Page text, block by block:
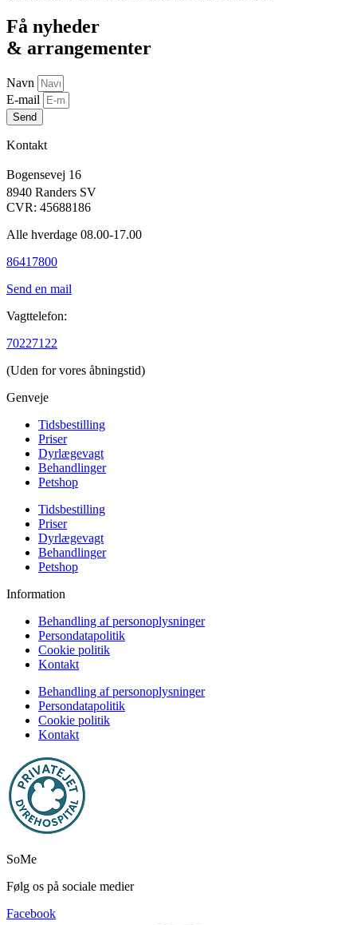
Få nyheder
& arrangementer
Navn
E-mail
Send
Kontakt
Bogensevej 16
8940 Randers SV
CVR: 45688186
Alle hverdage 08.00-17.00
86417800
Send en mail
Vagttelefon:
70227122
(Uden for vores åbningstid)
Genveje
Tidsbestilling
Priser
Dyrlægevagt
Behandlinger
Petshop
Tidsbestilling
Priser
Dyrlægevagt
Behandlinger
Petshop
Information
Behandling af personoplysninger
Persondatapolitik
Cookie politik
Kontakt
Behandling af personoplysninger
Persondatapolitik
Cookie politik
Kontakt
SoMe
Følg os på sociale medier
Facebook